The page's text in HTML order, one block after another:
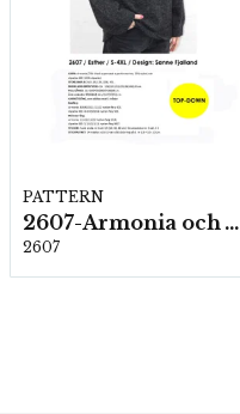
PATTERN
2607-Armonia och Alpaca 400
2607